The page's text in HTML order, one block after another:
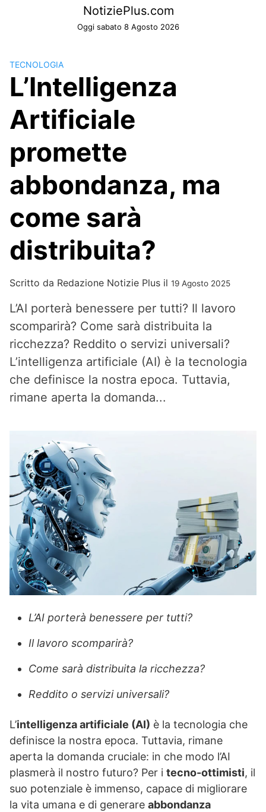
NotiziePlus.com
Oggi sabato 8 Agosto 2026
TECNOLOGIA
L’Intelligenza
Artificiale
promette
abbondanza, ma
come sarà
distribuita?
Scritto da Redazione Notizie Plus il 19 Agosto 2025
L’AI porterà benessere per tutti? Il lavoro
scomparirà? Come sarà distribuita la
ricchezza? Reddito o servizi universali?
L’intelligenza artificiale (AI) è la tecnologia
che definisce la nostra epoca. Tuttavia,
rimane aperta la domanda...
L’AI porterà benessere per tutti?
Il lavoro scomparirà?
Come sarà distribuita la ricchezza?
Reddito o servizi universali?
L’intelligenza artificiale (AI) è la tecnologia che
definisce la nostra epoca. Tuttavia, rimane
aperta la domanda cruciale: in che modo l’AI
plasmerà il nostro futuro? Per i tecno-ottimisti, il
suo potenziale è immenso, capace di migliorare
la vita umana e di generare abbondanza